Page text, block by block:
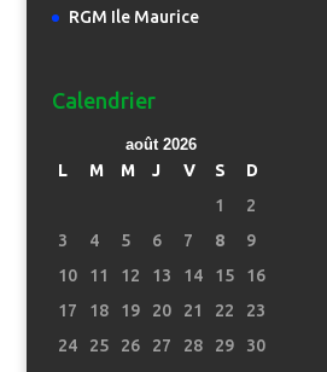
RGM Ile Maurice
Calendrier
août 2026
L M M J V S
D
1
2
3
4 5 6 7 8
9
10
11 12 13 14 15
16
17
18 19 20 21 22
23
24
25 26 27 28 29
30